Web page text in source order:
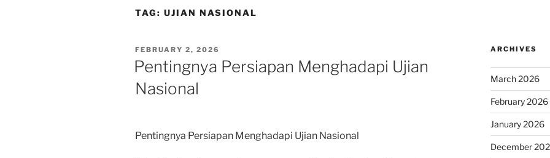
TAG: UJIAN NASIONAL
POSTED
ON
FEBRUARY 2, 2026
Pentingnya Persiapan Menghadapi Ujian
Nasional
Pentingnya Persiapan Menghadapi Ujian Nasional
ARCHIVES
March 2026
February 2026
January 2026
December